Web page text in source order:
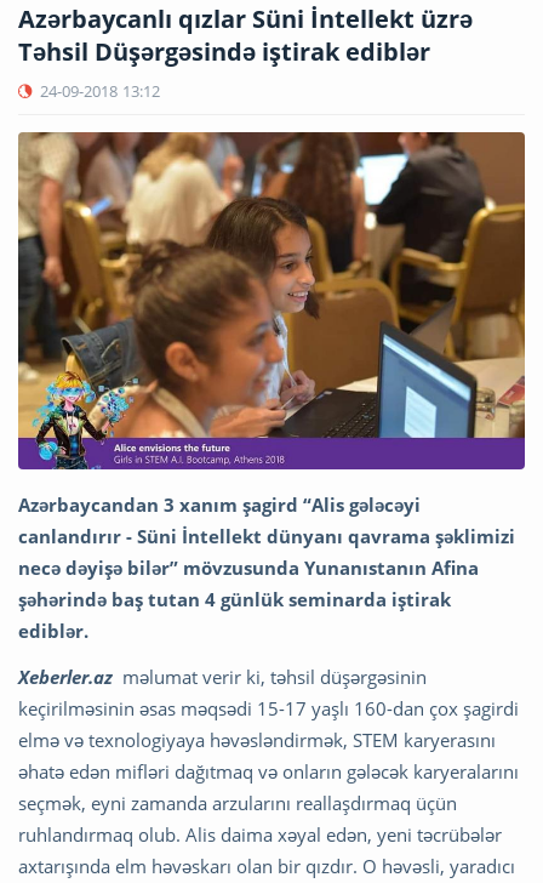
Azərbaycanlı qızlar Süni İntellekt üzrə
Təhsil Düşərgəsində iştirak ediblər
24-09-2018 13:12
Azərbaycandan 3 xanım şagird “Alis gələcəyi
canlandırır - Süni İntellekt dünyanı qavrama şəklimizi
necə dəyişə bilər” mövzusunda Yunanıstanın Afina
şəhərində baş tutan 4 günlük seminarda iştirak
ediblər.
Xeberler.az məlumat verir ki, təhsil düşərgəsinin
keçirilməsinin əsas məqsədi 15-17 yaşlı 160-dan çox şagirdi
elmə və texnologiyaya həvəsləndirmək, STEM karyerasını
əhatə edən mifləri dağıtmaq və onların gələcək karyeralarını
seçmək, eyni zamanda arzularını reallaşdırmaq üçün
ruhlandırmaq olub. Alis daima xəyal edən, yeni təcrübələr
axtarışında elm həvəskarı olan bir qızdır. O həvəsli, yaradıcı